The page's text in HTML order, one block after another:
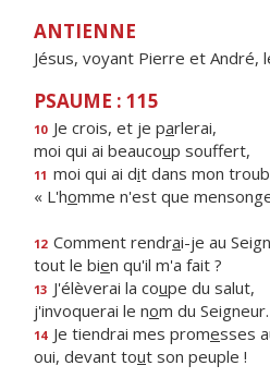
ANTIENNE
Jésus, voyant Pierre et André,
PSAUME : 115
10 Je crois, et je parlerai,
moi qui ai beaucoup souffert,
11 moi qui ai dit dans mon
« L'homme n'est que
12 Comment rendrai-je au
tout le bien qu'il m'a fait ?
13 J'élèverai la coupe du salut,
j'invoquerai le nom du Seigneur.
14 Je tiendrai mes promesses
oui, devant tout son peuple !